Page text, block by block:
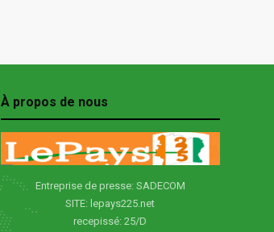
À propos de nous
Entreprise de presse: SADECOM
SITE: lepays225.net
recepissé: 25/D